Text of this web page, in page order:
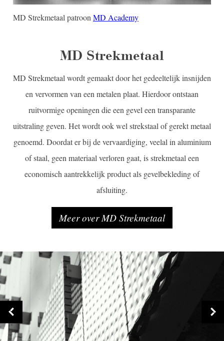
MD Strekmetaal patroon MD Academy
MD Strekmetaal
MD Strekmetaal wordt gemaakt door het gedeeltelijk insnijden
en vervormen van een metalen plaat. Hierdoor ontstaan
ruitvormige openingen die een gevel een transparante
uitstraling geven. Het wordt ook wel strekstaal of gerekt metaal
genoemd. Doordat er bij de vervaardiging, veelal in aluminium
of staal, geen materiaal verloren gaat, is strekmetaal een
economisch aantrekkelijk product als gevelbekleding of
afsluiting.
Meer over MD Strekmetaal